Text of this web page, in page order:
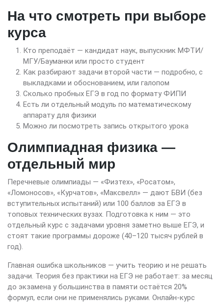
На что смотреть при выборе
курса
Кто преподаёт — кандидат наук, выпускник МФТИ/
МГУ/Бауманки или просто студент
Как разбирают задачи второй части — подробно, с
выкладками и обоснованием, или галопом
Сколько пробных ЕГЭ в год по формату ФИПИ
Есть ли отдельный модуль по математическому
аппарату для физики
Можно ли посмотреть запись открытого урока
Олимпиадная физика —
отдельный мир
Перечневые олимпиады — «Физтех», «Росатом»,
«Ломоносов», «Курчатов», «Максвелл» — дают БВИ (без
вступительных испытаний) или 100 баллов за ЕГЭ в
топовых технических вузах. Подготовка к ним — это
отдельный курс с задачами уровня заметно выше ЕГЭ, и
стоят такие программы дороже (40–120 тысяч рублей в
год).
Главная ошибка школьников — учить теорию и не решать
задачи. Теория без практики на ЕГЭ не работает: за месяц
до экзамена у большинства в памяти остаётся 20%
формул, если они не применялись руками. Онлайн-курс